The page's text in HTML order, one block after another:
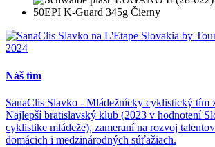
Náš tím
SanaClis Slavko - Mládežnícky cyklistický tím
Najlepší bratislavský klub (2023 v hodnotení
cyklistike mládeže), zameraní na rozvoj
domácich i medzinárodných súťažiach.